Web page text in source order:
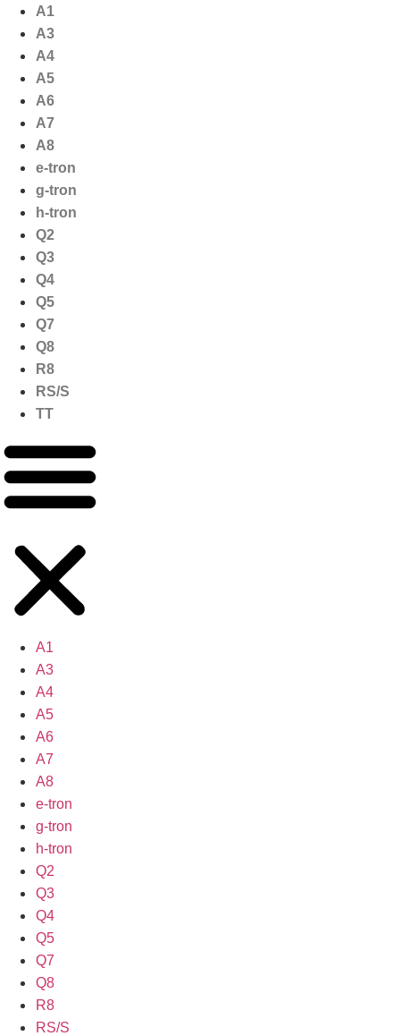
naar
inhoud
A1
A3
A4
A5
A6
A7
A8
e-tron
g-tron
h-tron
Q2
Q3
Q4
Q5
Q7
Q8
R8
RS/S
TT
A1
A3
A4
A5
A6
A7
A8
e-tron
g-tron
h-tron
Q2
Q3
Q4
Q5
Q7
Q8
R8
RS/S